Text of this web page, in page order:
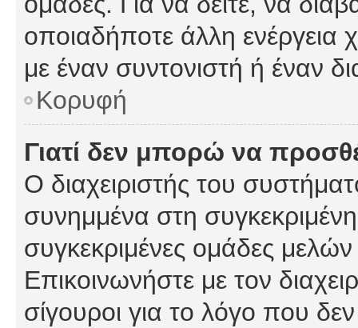
οποιαδήποτε άλλη ενέργεια
με έναν συντονιστή ή έναν
Κορυφή
Γιατί δεν μπορώ να
Ο διαχειριστής του
συνημμένα στη
συγκεκριμένες ομάδες
Επικοινωνήστε με τον
σίγουροι για το λόγο που